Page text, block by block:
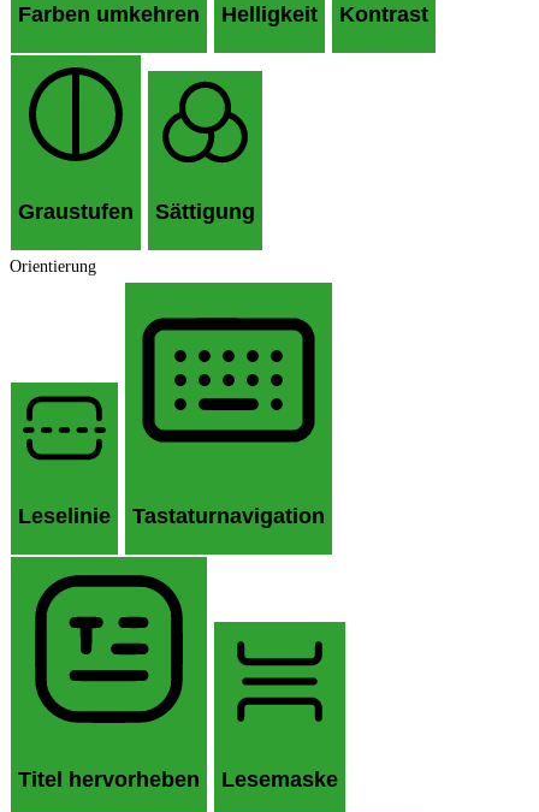
Farben umkehren Helligkeit Kontrast
Graustufen Sättigung
Orientierung
Leselinie Tastaturnavigation
Titel hervorheben Lesemaske